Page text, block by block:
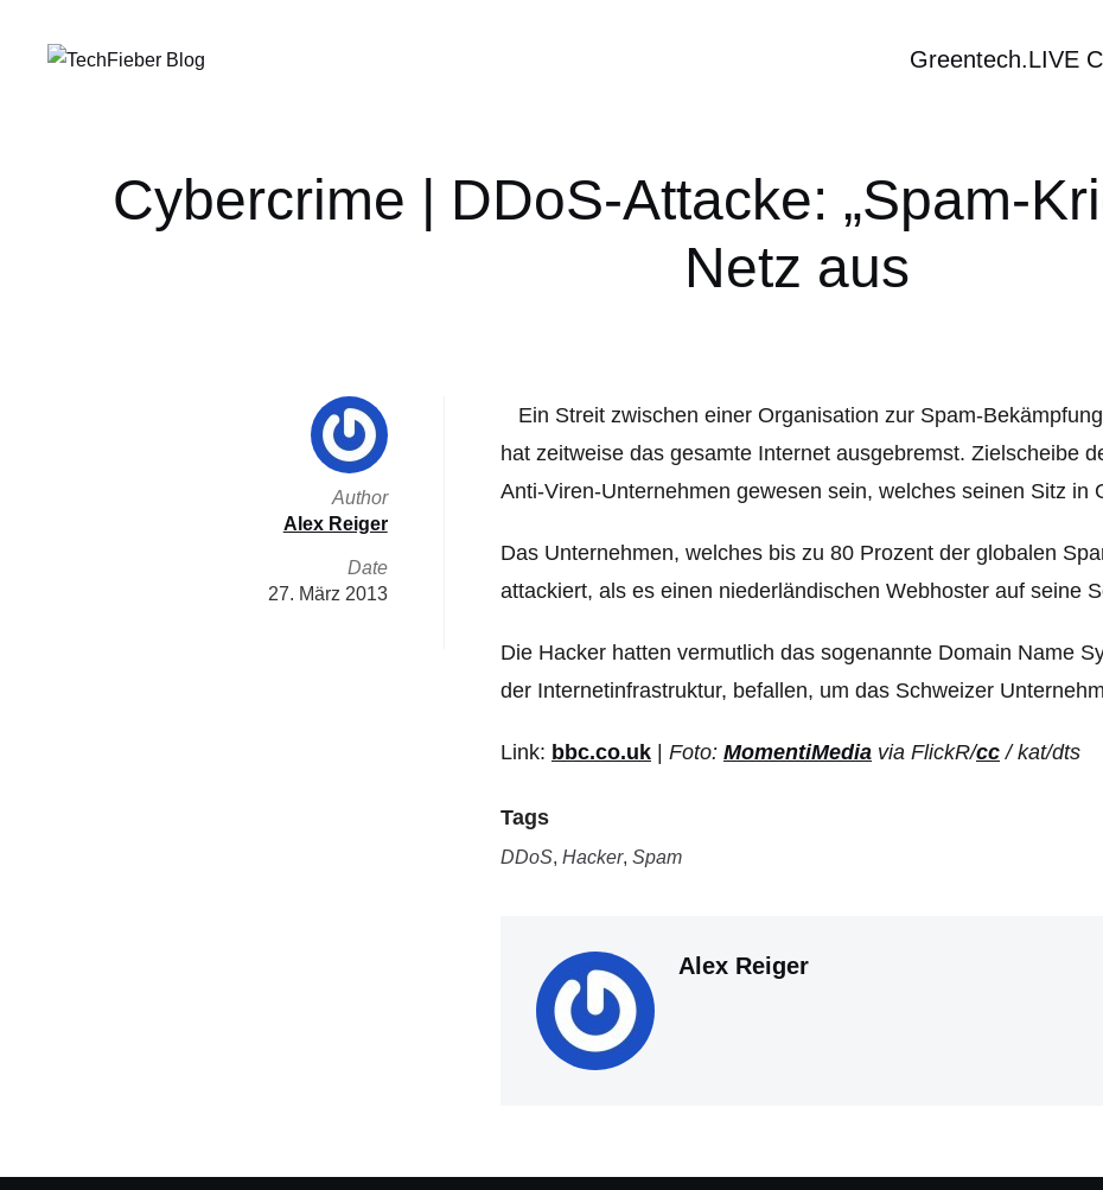
Greentech.LIVE
Cybercrime | DDoS-Attacke: „Spam-
Netz aus
Ein Streit zwischen einer Organisation zur Spam-
hat zeitweise das gesamte Internet ausgebremst. Zielscheibe
Anti-Viren-Unternehmen gewesen sein, welches seinen Sitz in
Das Unternehmen, welches bis zu 80 Prozent der globalen
attackiert, als es einen niederländischen Webhoster auf seine
Die Hacker hatten vermutlich das sogenannte Domain Name
der Internetinfrastruktur, befallen, um das Schweizer
Link: bbc.co.uk Foto: MomentiMedia via FlickR/cc / kat/dts
Tags
DDoS, Hacker, Spam
Alex Reiger
Author
Alex Reiger
Date
27. März 2013